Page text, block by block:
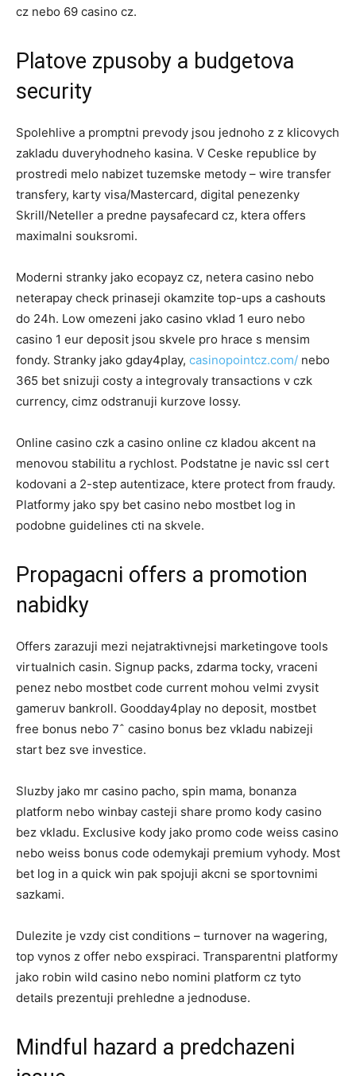
cz nebo 69 casino cz.
Platove zpusoby a budgetova
security
Spolehlive a promptni prevody jsou jednoho z z klicovych
zakladu duveryhodneho kasina. V Ceske republice by
prostredi melo nabizet tuzemske metody – wire transfer
transfery, karty visa/Mastercard, digital penezenky
Skrill/Neteller a predne paysafecard cz, ktera offers
maximalni souksromi.
Moderni stranky jako ecopayz cz, netera casino nebo
neterapay check prinaseji okamzite top-ups a cashouts
do 24h. Low omezeni jako casino vklad 1 euro nebo
casino 1 eur deposit jsou skvele pro hrace s mensim
fondy. Stranky jako gday4play, casinopointcz.com/ nebo
365 bet snizuji costy a integrovaly transactions v czk
currency, cimz odstranuji kurzove lossy.
Online casino czk a casino online cz kladou akcent na
menovou stabilitu a rychlost. Podstatne je navic ssl cert
kodovani a 2-step autentizace, ktere protect from fraudy.
Platformy jako spy bet casino nebo mostbet log in
podobne guidelines cti na skvele.
Propagacni offers a promotion
nabidky
Offers zarazuji mezi nejatraktivnejsi marketingove tools
virtualnich casin. Signup packs, zdarma tocky, vraceni
penez nebo mostbet code current mohou velmi zvysit
gameruv bankroll. Goodday4play no deposit, mostbet
free bonus nebo 7ˆ casino bonus bez vkladu nabizeji
start bez sve investice.
Sluzby jako mr casino pacho, spin mama, bonanza
platform nebo winbay casteji share promo kody casino
bez vkladu. Exclusive kody jako promo code weiss casino
nebo weiss bonus code odemykaji premium vyhody. Most
bet log in a quick win pak spojuji akcni se sportovnimi
sazkami.
Dulezite je vzdy cist conditions – turnover na wagering,
top vynos z offer nebo exspiraci. Transparentni platformy
jako robin wild casino nebo nomini platform cz tyto
details prezentuji prehledne a jednoduse.
Mindful hazard a predchazeni